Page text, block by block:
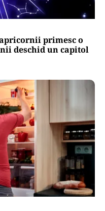
primesc o
deschid un capitol